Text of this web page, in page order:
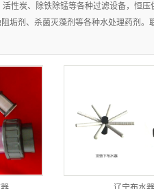
性炭、除铁除锰等各种过滤设备，恒压
垢剂、杀菌灭藻剂等各种水处理药剂。